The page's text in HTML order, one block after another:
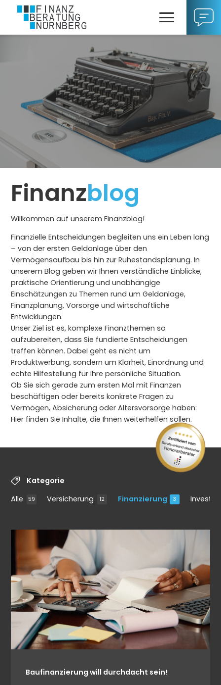
Finanzblog
Willkommen auf unserem Finanzblog!
Finanzielle Entscheidungen begleiten uns ein Leben lang
– von der ersten Geldanlage über den
Vermögensaufbau bis hin zur Ruhestandsplanung. In
unserem Blog geben wir Ihnen verständliche Einblicke,
praktische Orientierung und unabhängige
Einschätzungen zu Themen rund um Geldanlage,
Finanzplanung, Vorsorge und wirtschaftliche
Entwicklungen.
Unser Ziel ist es, komplexe Finanzthemen so
aufzubereiten, dass Sie fundierte Entscheidungen
treffen können. Dabei geht es nicht um
Produktwerbung, sondern um Klarheit, Einordnung und
echte Hilfestellung für Ihre persönliche Situation.
Ob Sie sich gerade zum ersten Mal mit Finanzen
beschäftigen oder bereits konkrete Fragen zu
Vermögen, Absicherung oder Altersvorsorge haben:
Hier finden Sie Inhalte, die Ihnen weiterhelfen sollen.
Kategorie
Alle
59 Versicherung 12 Finanzierung 3
Baufinanzierung will durchdacht sein!